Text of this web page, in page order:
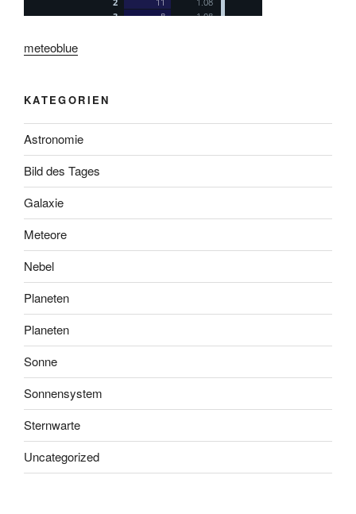
meteoblue
KATEGORIEN
Astronomie
Bild des Tages
Galaxie
Meteore
Nebel
Planeten
Planeten
Sonne
Sonnensystem
Sternwarte
Uncategorized